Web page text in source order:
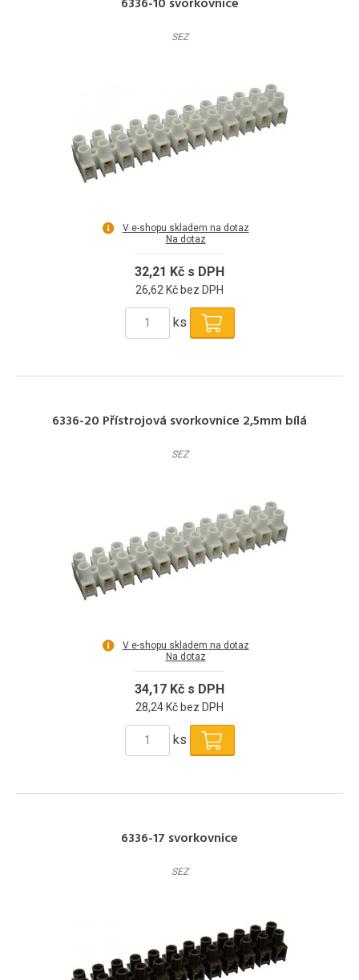
SEZ
V e-shopu skladem na dotaz
Na dotaz
32,21 Kč s DPH
26,62 Kč bez DPH
ks
6336-20 Přístrojová svorkovnice 2,5mm bílá
SEZ
V e-shopu skladem na dotaz
Na dotaz
34,17 Kč s DPH
28,24 Kč bez DPH
ks
6336-17 svorkovnice
SEZ